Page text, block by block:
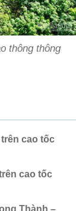
thông thông
cao tốc
cao tốc
Thành –